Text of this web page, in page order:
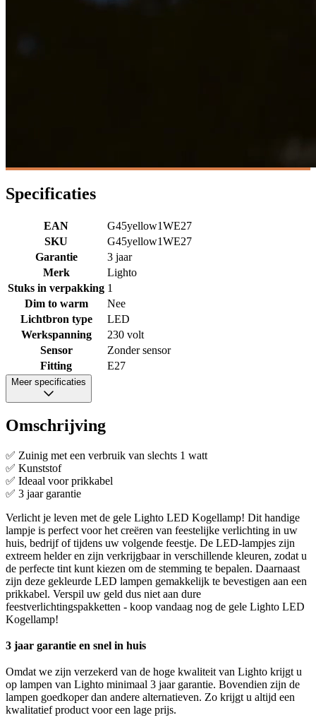
Specificaties
EAN
G45yellow1WE27
SKU
G45yellow1WE27
Garantie
3 jaar
Merk
Lighto
Stuks in verpakking 1
Dim to warm
Nee
Lichtbron type
LED
Werkspanning
230 volt
Sensor
Zonder sensor
Fitting
E27
Meer specificaties
Omschrijving
✅ Zuinig met een verbruik van slechts 1 watt
✅ Kunststof
✅ Ideaal voor prikkabel
✅ 3 jaar garantie
Verlicht je leven met de gele Lighto LED Kogellamp! Dit handige
lampje is perfect voor het creëren van feestelijke verlichting in uw
huis, bedrijf of tijdens uw volgende feestje. De LED-lampjes zijn
extreem helder en zijn verkrijgbaar in verschillende kleuren, zodat u
de perfecte tint kunt kiezen om de stemming te bepalen. Daarnaast
zijn deze gekleurde LED lampen gemakkelijk te bevestigen aan een
prikkabel. Verspil uw geld dus niet aan dure
feestverlichtingspakketten - koop vandaag nog de gele Lighto LED
Kogellamp!
3 jaar garantie en snel in huis
Omdat we zijn verzekerd van de hoge kwaliteit van Lighto krijgt u
op lampen van Lighto minimaal 3 jaar garantie. Bovendien zijn de
lampen goedkoper dan andere alternatieven. Zo krijgt u altijd een
kwalitatief product voor een lage prijs.